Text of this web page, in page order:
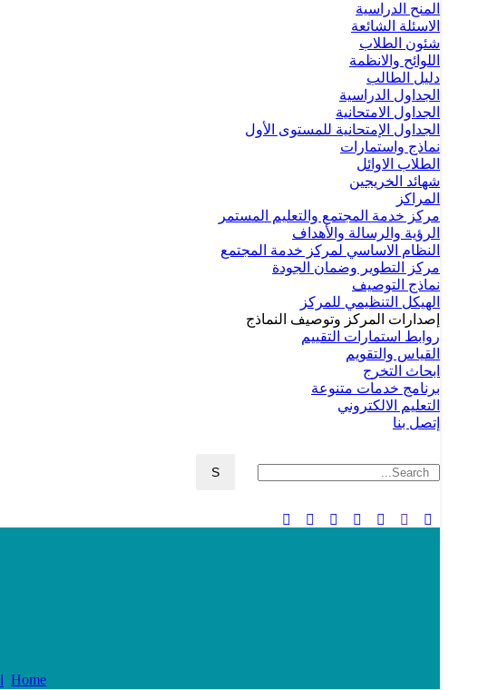
المنح الدراسية
الاسئلة الشائعة
شئون الطلاب
اللوائح والانظمة
دليل الطالب
الجداول الدراسية
الجداول الامتحانية
الجداول الإمتحانية للمستوى الأول
نماذج واستمارات
الطلاب الاوائل
شهائد الخريجين
المراكز
مركز خدمة المجتمع والتعليم المستمر
الرؤية والرسالة والأهداف
النظام الاساسي لمركز خدمة المجتمع
مركز التطوير وضمان الجودة
نماذج التوصيف
الهيكل التنظيمي للمركز
إصدارات المركز وتوصيف النماذج
روابط استمارات التقييم
القياس والتقويم
ابحاث التخرج
برنامج خدمات متنوعة
التعليم الالكتروني
إتصل بنا
Home